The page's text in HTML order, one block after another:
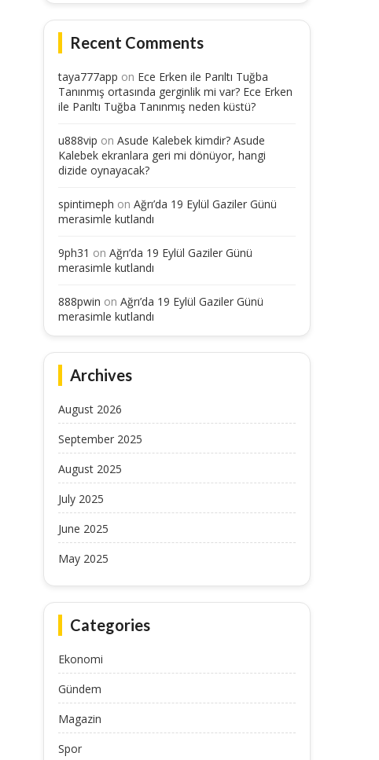
Recent Comments
taya777app on Ece Erken ile Parıltı Tuğba
Tanınmış ortasında gerginlik mi var? Ece Erken
ile Parıltı Tuğba Tanınmış neden küstü?
u888vip on Asude Kalebek kimdir? Asude
Kalebek ekranlara geri mi dönüyor, hangi
dizide oynayacak?
spintimeph on Ağrı’da 19 Eylül Gaziler Günü
merasimle kutlandı
9ph31 on Ağrı’da 19 Eylül Gaziler Günü
merasimle kutlandı
888pwin on Ağrı’da 19 Eylül Gaziler Günü
merasimle kutlandı
Archives
August 2026
September 2025
August 2025
July 2025
June 2025
May 2025
Categories
Ekonomi
Gündem
Magazin
Spor